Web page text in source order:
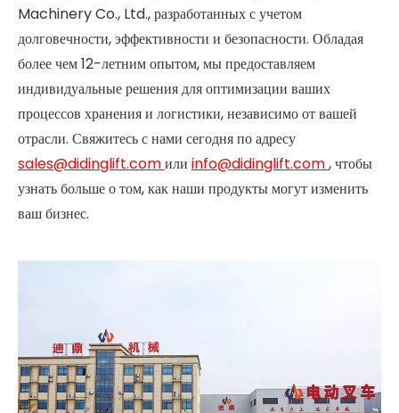
Machinery Co., Ltd., разработанных с учетом
долговечности, эффективности и безопасности. Обладая
более чем 12-летним опытом, мы предоставляем
индивидуальные решения для оптимизации ваших
процессов хранения и логистики, независимо от вашей
отрасли. Свяжитесь с нами сегодня по адресу
sales@didinglift.comили info@didinglift.com, чтобы
узнать больше о том, как наши продукты могут изменить
ваш бизнес.